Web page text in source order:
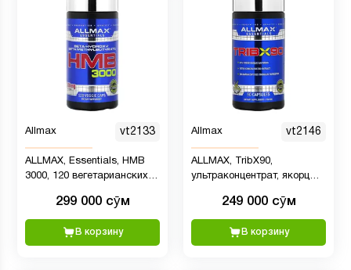
Allmax vt2133
ALLMAX, Essentials, HMB
3000, 120 вегетарианских
299 000 сӯм
В корзину
Allmax vt2146
ALLMAX, TribX90,
ультраконцентрат, якорцы,
фурастанолового типа, 750
мг, 90 капсул
249 000 сӯм
В корзину